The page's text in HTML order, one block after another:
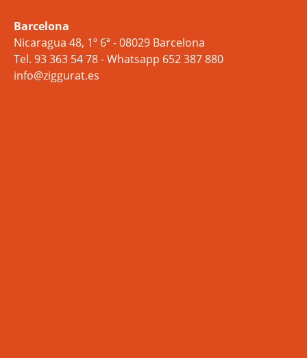
Barcelona
Nicaragua 48, 1º 6ª - 08029 Barcelona
Tel. 93 363 54 78- Whatsapp 652 387 880
info@ziggurat.es